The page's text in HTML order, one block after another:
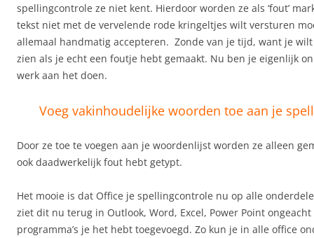
spellingcontrole ze niet kent. Hierdoor worden ze als ‘fout’
tekst niet met de vervelende rode kringeltjes wilt versturen
allemaal handmatig accepteren. Zonde van je tijd, want je
zien als je echt een foutje hebt gemaakt. Nu ben je eigenlijk
werk aan het doen.
Voeg vakinhoudelijke woorden toe aan je
Door ze toe te voegen aan je woordenlijst worden ze alleen
ook daadwerkelijk fout hebt getypt.
Het mooie is dat Office je spellingcontrole nu op alle
ziet dit nu terug in Outlook, Word, Excel, Power Point
programma’s je het hebt toegevoegd. Zo kun je in alle office